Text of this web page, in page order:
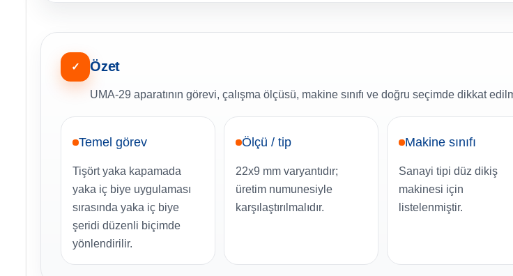
✓ Özet
UMA-29 aparatının görevi, çalışma ölçüsü, makine sınıfı ve doğru seçimde dikkat
Temel görev
Tişört yaka kapamada
yaka iç biye uygulaması
sırasında yaka iç biye
şeridi düzenli biçimde
yönlendirilir.
Ölçü / tip
22x9 mm varyantıdır;
üretim numunesiyle
karşılaştırılmalıdır.
Makine sınıfı
Sanayi tipi düz dikiş
makinesi için
listelenmiştir.